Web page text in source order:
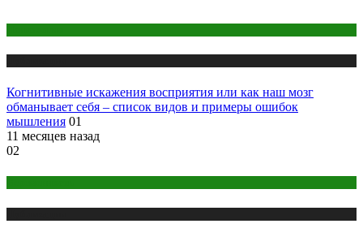
Когнитивные искажения восприятия или как наш мозг
обманывает себя – список видов и примеры ошибок
мышления 01
11 месяцев назад
02